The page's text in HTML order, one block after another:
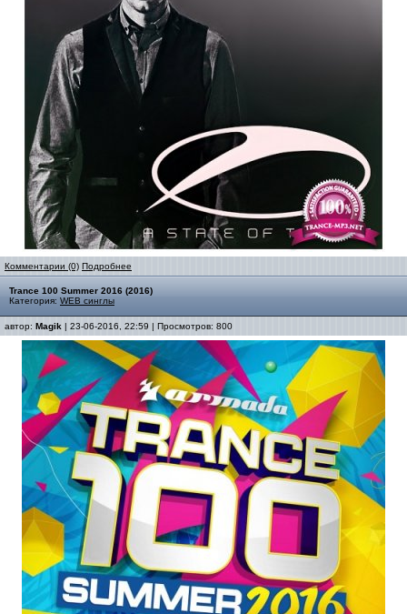
Комментарии (0) Подробнее
Trance 100 Summer 2016 (2016)
Категория: WEB синглы
автор: Magik | 23-06-2016, 22:59 | Просмотров: 800